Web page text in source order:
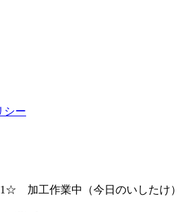
シー
加工作業中（今日のいしたけ）